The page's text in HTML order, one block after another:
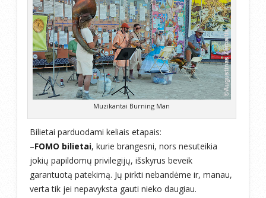
Muzikantai Burning Man
Bilietai parduodami keliais etapais:
–FOMO bilietai, kurie brangesni, nors nesuteikia
jokių papildomų privilegijų, išskyrus beveik
garantuotą patekimą. Jų pirkti nebandėme ir, manau,
verta tik jei nepavyksta gauti nieko daugiau.